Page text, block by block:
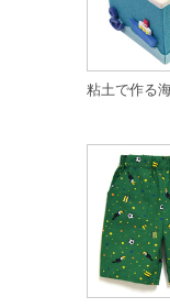
粘土で作る